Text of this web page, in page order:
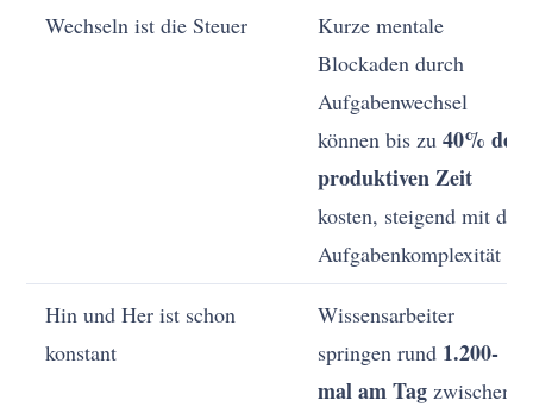
Wechseln ist die Steuer
Kurze mentale
Blockaden durch
Aufgabenwechsel
können bis zu40% der
produktiven Zeit
kosten, steigend mit der
Aufgabenkomplexität
Hin und Her ist schon
konstant
Wissensarbeiter
springen rund 1.200-
mal am Tag zwischen